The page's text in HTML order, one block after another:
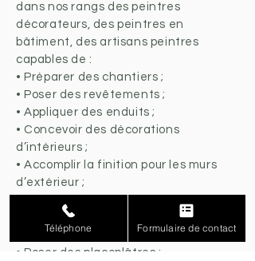
dans nos rangs des peintres
décorateurs, des peintres en
bâtiment, des artisans peintres
capables de :
• Préparer des chantiers ;
• Poser des revêtements ;
• Appliquer des enduits ;
• Concevoir des décorations
d’intérieurs ;
• Accomplir la finition pour les murs
d’extérieur ;
les travaux de rénovation de
chantier ;
• Poser des placoplâtres ;
Téléphone Formulaire de contact